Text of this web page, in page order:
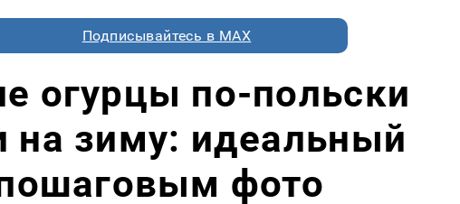
Подписывайтесь в MAX
огурцы по-польски
на зиму: идеальный
фото